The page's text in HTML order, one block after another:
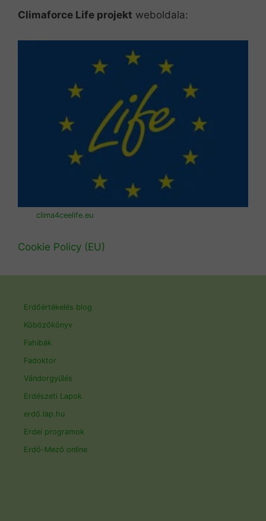
Climaforce Life projekt weboldala:
clima4ceelife.eu
Cookie Policy (EU)
Erdőértékelés blog
Köbözőkönyv
Fahibák
Fadoktor
Vándorgyűlés
Erdészeti Lapok
erdő.lap.hu
Erdei programok
Erdő-Mező online